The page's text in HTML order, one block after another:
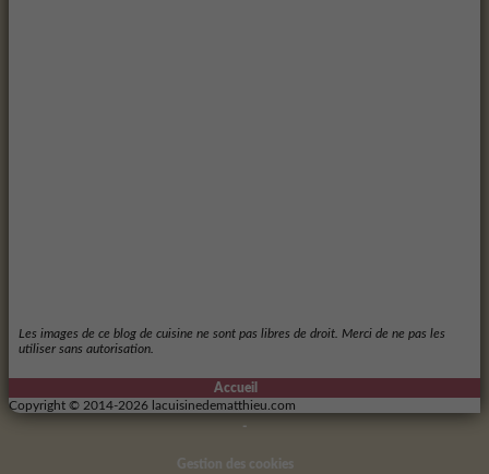
Les images de ce blog de cuisine ne sont pas libres de droit. Merci de ne pas les
utiliser sans autorisation.
Accueil
-
Gestion des cookies
Copyright © 2014-2026 lacuisinedematthieu.com